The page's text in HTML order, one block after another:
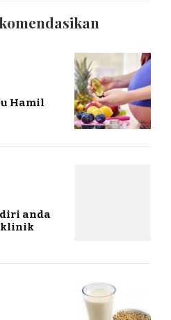
Hamil
anda
klinik